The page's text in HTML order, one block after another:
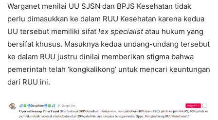
Warganet menilai UU SJSN dan BPJS Kesehatan tidak
perlu dimasukkan ke dalam RUU Kesehatan karena kedua
UU tersebut memiliki sifat lex specialistatau hukum yang
bersifat khusus. Masuknya kedua undang-undang tersebut
ke dalam RUU justru dinilai memberikan stigma bahwa
pemerintah telah ‘kongkalikong’ untuk mencari keuntungan
dari RUU ini.